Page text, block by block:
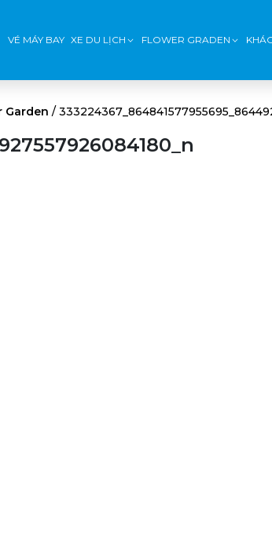
VÉ MÁY BAY XE DU LỊCH FLOWER GRADEN
Garden /